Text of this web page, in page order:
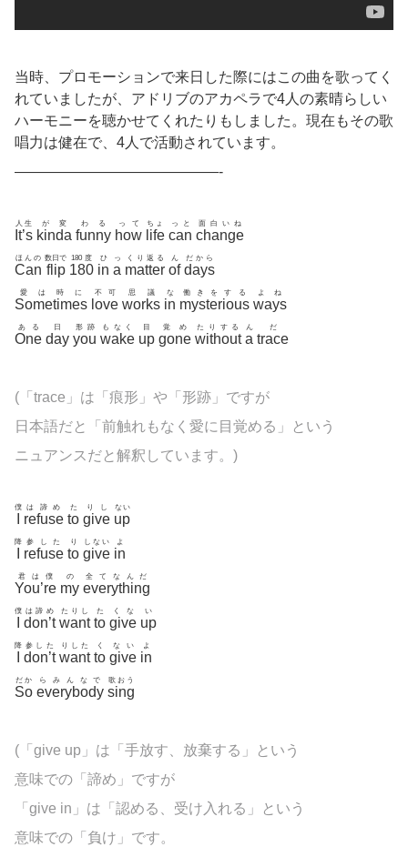
当時、プロモーションで来日した際にはこの曲を歌ってく
れていましたが、アドリブのアカペラで4人の素晴らしい
ハーモニーを聴かせてくれたりもしました。現在もその歌
唱力は健在で、4人で活動されています。
——————————————-
It’s
人生
kinda
が変
funny
わる
how
って
life
ちょ
can
っと
change
面白いね
Can
ほんの
flip
数日で
180
180度
in
ひ
a
っ
matter
くり返る
of
ん
days
だから
Sometimes
愛は時に
love
不可
works
思議
in
な
mysterious
働きをする
ways
よね
One
ある
day
日
you
形跡
wake
もなく
up
目
gone
覚め
without
たりする
a
ん
trace
だ
(「trace」は「痕形」や「形跡」ですが
日本語だと「前触れもなく愛に目覚める」という
ニュアンスだと解釈しています。)
僕
refuse
は諦め
to
た
give
りし
up
ない
降
refuse
参した
to
り
give
しない
in
よ
You’re
君は僕
my
の
everything
全てなんだ
僕
don’t
は諦め
want
たりし
to
た
give
くな
up
い
降
don’t
参した
want
りした
to
く
give
ない
in
よ
So
だか
everybody
らみんなで
sing
歌おう
(「give up」は「手放す、放棄する」という
意味での「諦め」ですが
「give in」は「認める、受け入れる」という
意味での「負け」です。